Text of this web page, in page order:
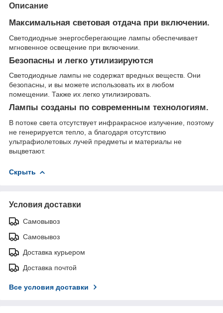
Описание
Максимальная световая отдача при включении.
Светодиодные энергосберегающие лампы обеспечивает
мгновенное освещение при включении.
Безопасны и легко утилизируются
Светодиодные лампы не содержат вредных веществ. Они
безопасны, и вы можете использовать их в любом
помещении. Также их легко утилизировать.
Лампы созданы по современным технологиям.
В потоке света отсутствует инфракрасное излучение, поэтому
не генерируется тепло, а благодаря отсутствию
ультрафиолетовых лучей предметы и материалы не
выцветают.
Скрыть
Условия доставки
Самовывоз
Самовывоз
Доставка курьером
Доставка почтой
Все условия доставки